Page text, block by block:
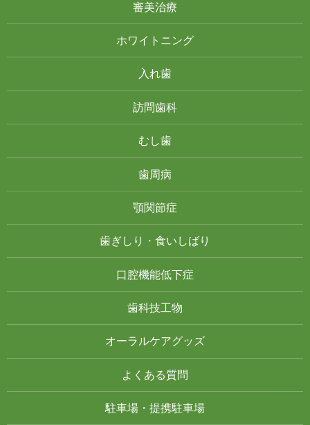
審美治療
ホワイトニング
入れ歯
訪問歯科
むし歯
歯周病
顎関節症
歯ぎしり・食いしばり
口腔機能低下症
歯科技工物
オーラルケアグッズ
よくある質問
駐車場・提携駐車場